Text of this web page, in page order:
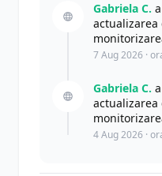
Gabriela C.
7 Aug 2026 ·
Gabriela C.
4 Aug 2026 ·